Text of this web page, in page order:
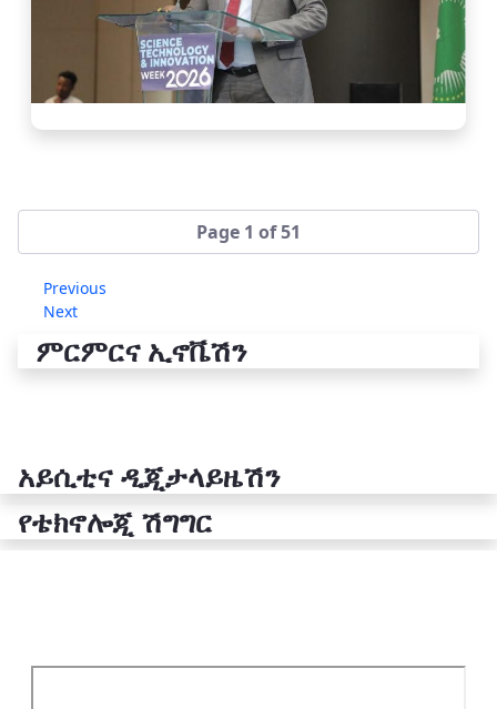
Page 1 of 51
Previous
Next
ምርምርና ኢኖቬሽን
አይሲቲና ዲጂታላይዜሽን
የቴክኖሎጂ ሽግግር